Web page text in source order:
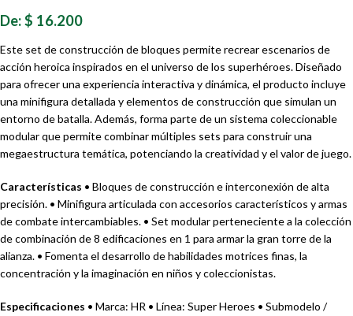
De:$ 16.200
Este set de construcción de bloques permite recrear escenarios de
acción heroica inspirados en el universo de los superhéroes. Diseñado
para ofrecer una experiencia interactiva y dinámica, el producto incluye
una minifigura detallada y elementos de construcción que simulan un
entorno de batalla. Además, forma parte de un sistema coleccionable
modular que permite combinar múltiples sets para construir una
megaestructura temática, potenciando la creatividad y el valor de juego.
Características • Bloques de construcción e interconexión de alta
precisión. • Minifigura articulada con accesorios característicos y armas
de combate intercambiables. • Set modular perteneciente a la colección
de combinación de 8 edificaciones en 1 para armar la gran torre de la
alianza. • Fomenta el desarrollo de habilidades motrices finas, la
concentración y la imaginación en niños y coleccionistas.
Especificaciones • Marca: HR • Línea: Super Heroes • Submodelo /